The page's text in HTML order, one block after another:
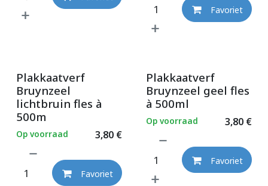
Favoriet
Plakkaatverf
Bruynzeel
lichtbruin fles à
500m
3,80€
Op voorraad
Favoriet
Plakkaatverf
Bruynzeel geel fles
à 500ml
3,80€
Op voorraad
Favoriet